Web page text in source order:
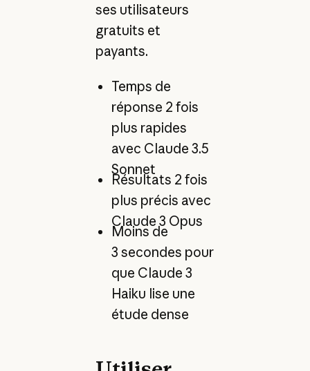
ses utilisateurs
gratuits et
payants.
Temps de
réponse 2 fois
plus rapides
avec Claude 3.5
Sonnet
Résultats 2 fois
plus précis avec
Claude 3 Opus
Moins de
3 secondes pour
que Claude 3
Haiku lise une
étude dense